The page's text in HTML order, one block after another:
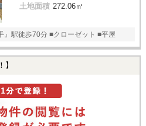
土地面積 272.06㎡
』駅徒歩70分 ■クローゼット ■平屋
】